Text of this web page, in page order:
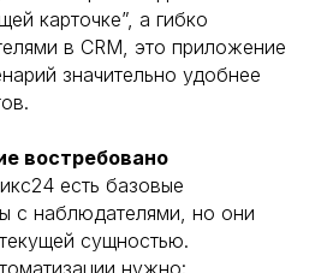
карточке”, а гибко
в CRM, это приложение
значительно удобнее
востребовано
есть базовые
с наблюдателями, но они
сущностью.
нужно: